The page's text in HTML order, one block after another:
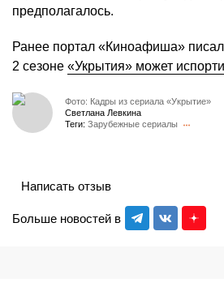
предполагалось.
Ранее портал «Киноафиша»
2 сезоне «Укрытия» может
Фото: Кадры из сериала «Укрытие»
Светлана Левкина
Теги: Зарубежные сериалы
Больше новостей в
Написать отзыв